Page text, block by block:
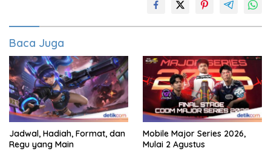
Baca Juga
Jadwal, Hadiah, Format, dan
Regu yang Main
Mobile Major Series 2026,
Mulai 2 Agustus